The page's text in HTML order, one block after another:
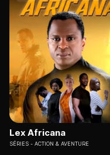
Lex Africana
SÉRIES ACTION & AVENTURE